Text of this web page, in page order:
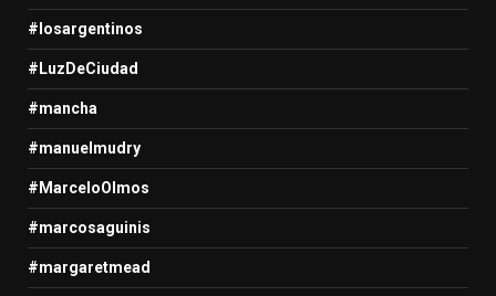
#losargentinos
#LuzDeCiudad
#mancha
#manuelmudry
#MarceloOlmos
#marcosaguinis
#margaretmead